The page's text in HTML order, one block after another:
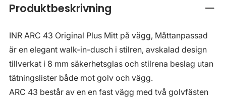
Produktbeskrivning
INR ARC 43 Original Plus Mitt på vägg, Måttanpassad
är en elegant walk-in-dusch i stilren, avskalad design
tillverkat i 8 mm säkerhetsglas och stilrena beslag utan
tätningslister både mot golv och vägg.
ARC 43 består av en en fast vägg med två golvfästen